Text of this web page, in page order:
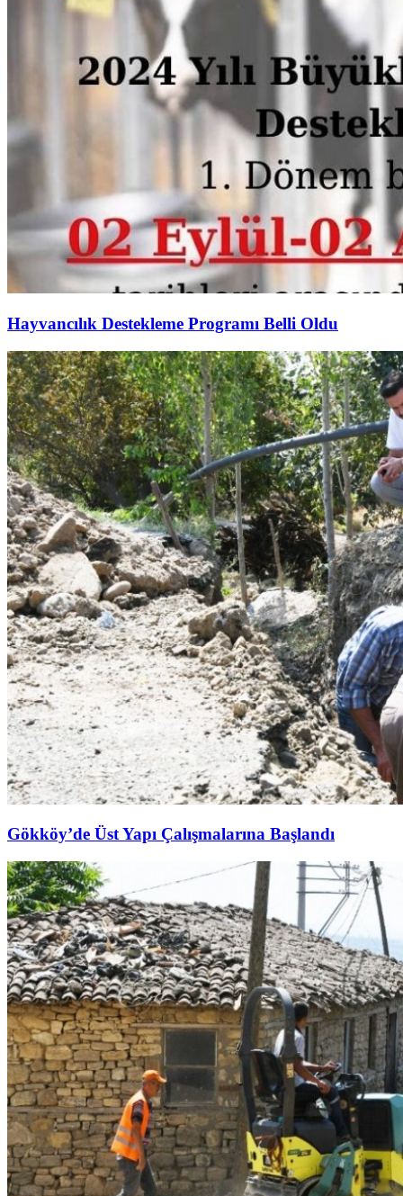
Hayvancılık Destekleme Programı Belli Oldu
Gökköy’de Üst Yapı Çalışmalarına Başlandı